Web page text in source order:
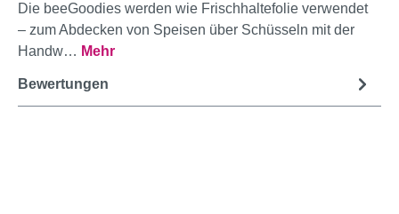
Die beeGoodies werden wie Frischhaltefolie verwendet
– zum Abdecken von Speisen über Schüsseln mit der
Handw… Mehr
Bewertungen